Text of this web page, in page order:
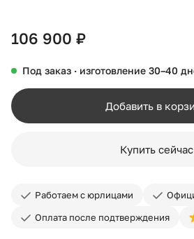
106 900 ₽
Под заказ · изготовление 30–40
Добавить в
Купить сейчас
Работаем с юрлицами
Оплата после подтверждения